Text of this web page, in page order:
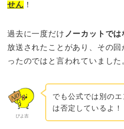
せん ！
過去に一度だけ ノーカットでは
放送されたことがあり、その
ったのではと言われていました
ぴよ吉
でも公式では別の
は否定しているよ！